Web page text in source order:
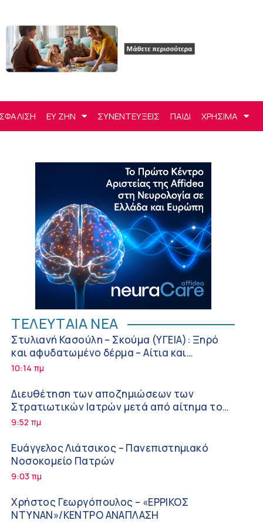
ΕΥ ΖΗΝ ΣΥΝΕΝΤΕΥΞΕΙΣ ΠΑΙΔΙ ΧΡΗΣΙΜΑ
ΤΕΛΕΥΤΑΙΑ ΝΕΑ
Στυλιανή Κασούλη – Σκούμα (ΥΓΕΙΑ): Ξηρό
και αφυδατωμένο δέρμα – Αίτια και
αντιμετώπιση
10:14 πμ
Διευθέτηση των αποζημιώσεων των
Στρατιωτικών Ιατρών μετά από αίτημα του
ΙΣΑ
9:52 πμ
Ευάγγελος Λιάτσικος – Πανεπιστημιακό
Νοσοκομείο Πατρών
9:03 πμ
Χρήστος Γεωργόπουλος – «ΕΡΡΙΚΟΣ
ΝΤΥΝΑΝ»/ΚΕΝΤΡΟ ΑΝΑΠΛΑΣΗ